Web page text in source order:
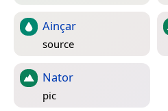
Ainçar
source
Nator
pic